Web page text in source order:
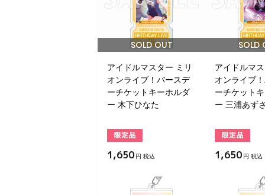
SOLD OUT
アイドルマスター ミリ
オンライブ！バースデ
ーチケットキーホルダ
ー 木下ひなた
1,650 円 税込
SOLD
アイドルマ
オンライブ
ーチケット
ー 三浦あず
1,650 円 税込